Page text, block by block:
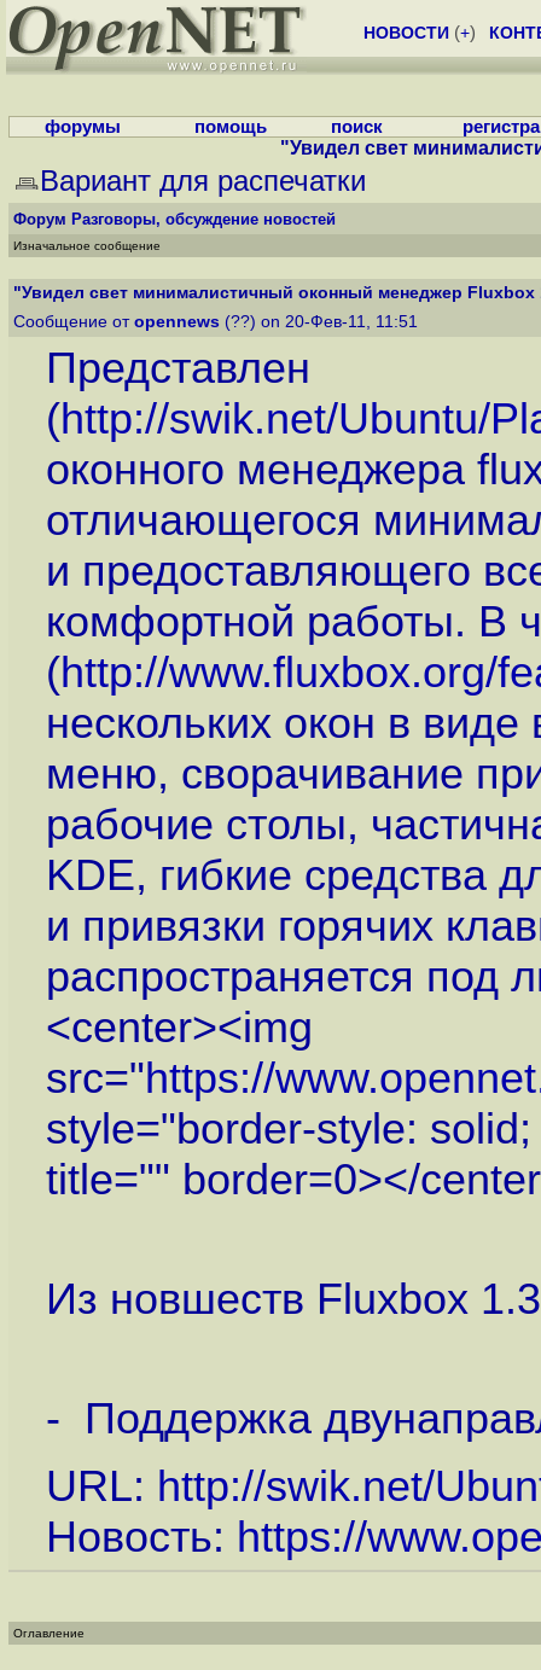
НОВОСТИ (+)
форумы помощь поиск
"Увидел свет
Вариант для распечатки
Форум Разговоры, обсуждение новостей
Изначальное сообщение
"Увидел свет минималистичный оконный менеджер Fluxbox
Сообщение от opennews (??) on 20-Фев-11, 11:51
Представлен
(http://swik.net/Ubuntu/
оконного менеджера
отличающегося
и предоставляющего
комфортной работы. В
(http://www.fluxbox.org/
нескольких окон в
меню, сворачивание
рабочие столы,
KDE, гибкие средства
и привязки горячих
распространяется под
<center><img
src="https://
style="border-style:
title="" border=0></
Из новшеств Fluxbox
- Поддержка
URL: http://swik.net/
Новость: https://
Оглавление